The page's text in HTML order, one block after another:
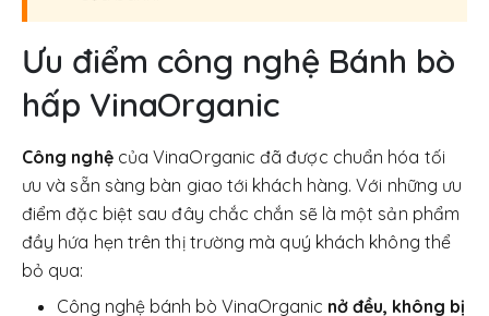
Ưu điểm công nghệ Bánh bò
hấp VinaOrganic
Công nghệ của VinaOrganic đã được chuẩn hóa tối
ưu và sẵn sàng bàn giao tới khách hàng. Với những ưu
điểm đặc biệt sau đây chắc chắn sẽ là một sản phẩm
đầy hứa hẹn trên thị trường mà quý khách không thể
bỏ qua:
Công nghệ bánh bò VinaOrganic nở đều, không bị